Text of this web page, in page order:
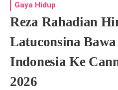
Gaya Hidup
Reza Rahadian
Latuconsina
Indonesia Ke
2026